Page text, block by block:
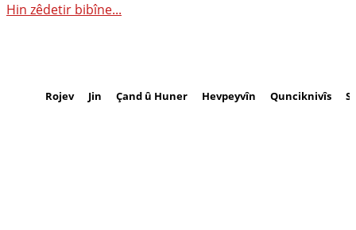
Hin zêdetir bibîne...
Rojev Jin Çand û Huner Hevpeyvîn Qunciknivîs